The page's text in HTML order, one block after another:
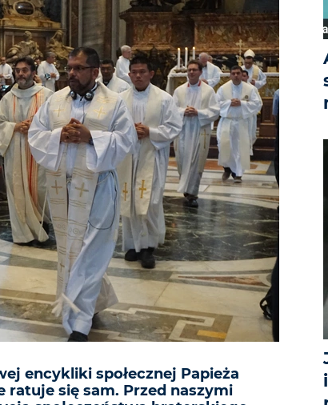
encykliki społecznej Papieża
ratuje się sam. Przed naszymi